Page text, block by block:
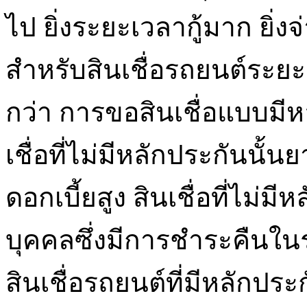
ไป ยิ่งระยะเวลากู้มาก ยิ่
สำหรับสินเชื่อรถยนต์ระย
กว่า การขอสินเชื่อแบบมี
เชื่อที่ไม่มีหลักประกันนั้น
ดอกเบี้ยสูง สินเชื่อที่ไม่มี
บุคคลซึ่งมีการชำระคืนใน
สินเชื่อรถยนต์ที่มีหลักปร